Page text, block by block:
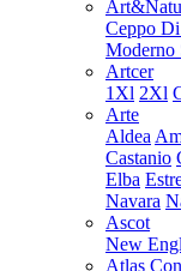
Ceppo
Moderno
Artcer
1Xl 2Xl
Arte
Aldea
Castanio
Elba
Navara
Ascot
New
Atlas